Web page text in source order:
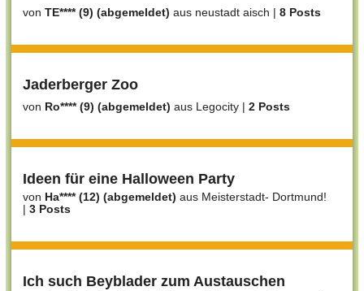
von TE**** (9) (abgemeldet) aus neustadt aisch | 8 Posts
Jaderberger Zoo
von Ro**** (9) (abgemeldet) aus Legocity | 2 Posts
Ideen für eine Halloween Party
von Ha**** (12) (abgemeldet) aus Meisterstadt- Dortmund!
| 3 Posts
Ich such Beyblader zum Austauschen